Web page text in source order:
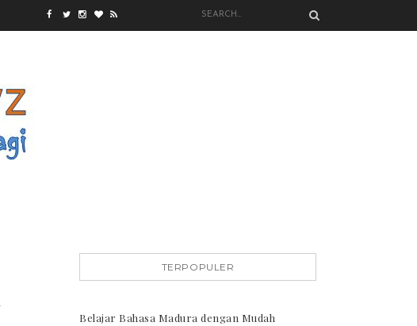
TERPOPULER
Belajar Bahasa Madura dengan Mudah